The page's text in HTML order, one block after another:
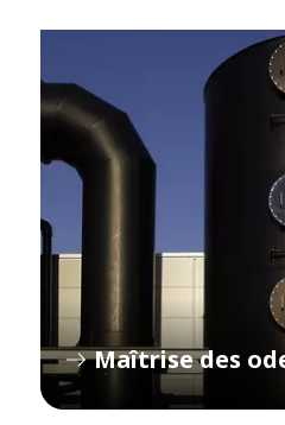
Maîtrise des